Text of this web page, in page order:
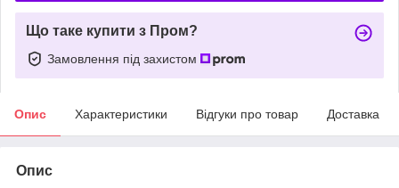
Що таке купити з Пром?
Замовлення під захистом
Опис Характеристики Відгуки про товар Доставка
Опис